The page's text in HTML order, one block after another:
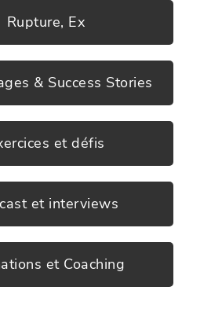
Rupture, Ex
& Success Stories
et défis
et interviews
et Coaching